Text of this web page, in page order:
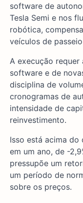
software de
Tesla Semi e nos
robótica,
veículos de
A execução
software e de
disciplina de
cronogramas de
intensidade de
reinvestimento.
Isso está acima
em um ano, de -
pressupõe um
um período de
sobre os preços.